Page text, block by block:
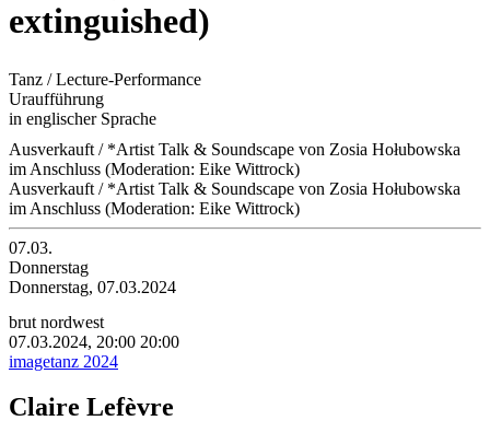
extinguished)
Tanz / Lecture-Performance
Uraufführung
in englischer Sprache
Ausverkauft / *Artist Talk & Soundscape von Zosia Hołubowska
im Anschluss (Moderation: Eike Wittrock)
Ausverkauft / *Artist Talk & Soundscape von Zosia Hołubowska
im Anschluss (Moderation: Eike Wittrock)
07.03.
Donnerstag
Donnerstag, 07.03.2024
brut nordwest
07.03.2024, 20:00 20:00
imagetanz 2024
Claire Lefèvre